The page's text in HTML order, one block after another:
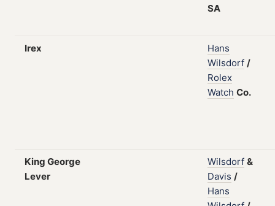
SA
Irex
Hans
Wilsdorf /
Rolex
Watch Co.
King George
Lever
Wilsdorf &
Davis /
Hans